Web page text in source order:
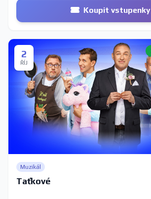
Koupit vstupenky
2
ŘÍJ
Muzikál
Taťkové